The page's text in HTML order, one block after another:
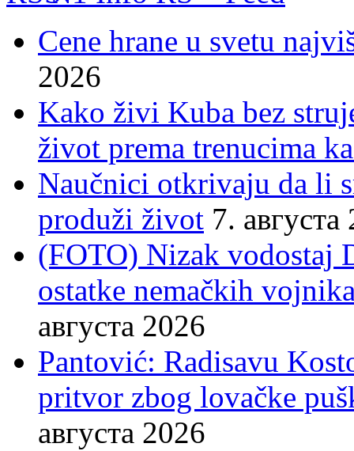
Cene hrane u svetu
2026
Kako živi Kuba bez
život prema trenucima
Naučnici otkrivaju da li
produži život 7. августа
(FOTO) Nizak vodostaj
ostatke nemačkih
августа 2026
Pantović: Radisavu
pritvor zbog lovačke
августа 2026